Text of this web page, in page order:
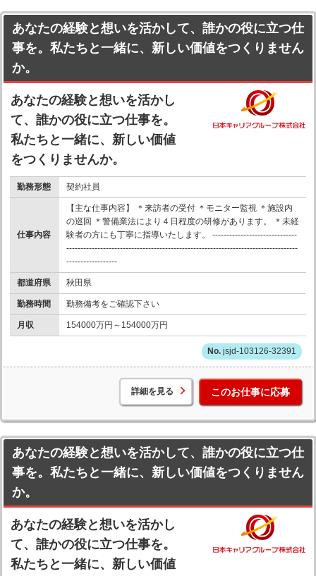
あなたの経験と想いを活かして、誰かの役に立つ仕
事を。私たちと一緒に、新しい価値をつくりません
か。
あなたの経験と想いを活かし
て、誰かの役に立つ仕事を。
私たちと一緒に、新しい価値
をつくりませんか。
勤務形態 契約社員
仕事内容
【主な仕事内容】 ＊来訪者の受付 ＊モニター監視 ＊施設内
の巡回 ＊警備業法により４日程度の研修があります。 ＊未経
験者の方にも丁寧に指導いたします。 ------------------------------
----------------------------------------------------------------------------------
------------------
都道府県 秋田県
勤務時間 勤務備考をご確認下さい
月収 154000万円～154000万円
jsjd-103126-32391
詳細を見る このお仕事に応募
あなたの経験と想いを活かして、誰かの役に立つ仕
事を。私たちと一緒に、新しい価値をつくりません
か。
あなたの経験と想いを活かし
て、誰かの役に立つ仕事を。
私たちと一緒に、新しい価値